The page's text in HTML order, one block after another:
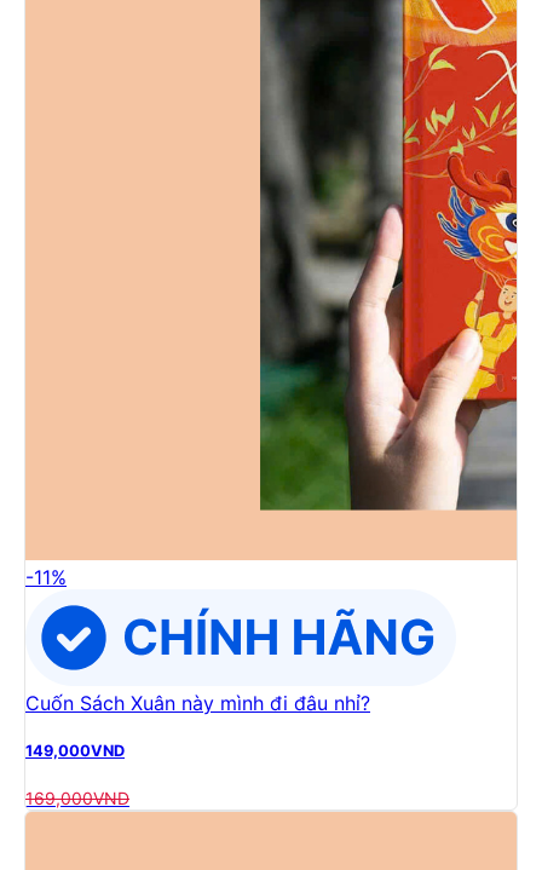
-11%
Cuốn Sách Xuân này mình đi đâu nhỉ?
149,000VND
169,000VND